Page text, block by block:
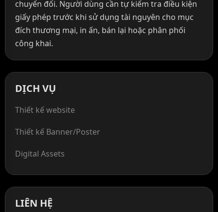
chuyển đổi. Người dùng cần tự kiểm tra điều kiện
giấy phép trước khi sử dụng tài nguyên cho mục
đích thương mại, in ấn, bán lại hoặc phân phối
công khai.
DỊCH VỤ
Thiết kế website
Thiết kế Banner/Poster
Digital Assets
LIÊN HỆ